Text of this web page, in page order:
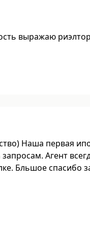
выражаю
Наша первая
Агент
Бльшое спасибо